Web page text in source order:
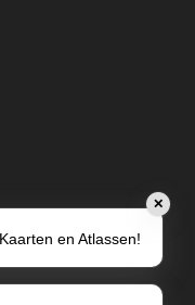
✕
en Atlassen!